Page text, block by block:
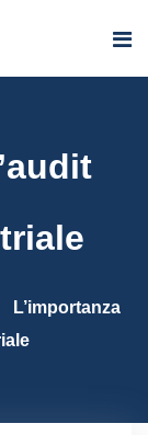
L’importanza